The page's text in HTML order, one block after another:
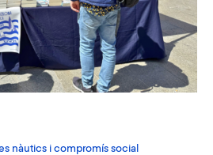
nàutics i compromís social